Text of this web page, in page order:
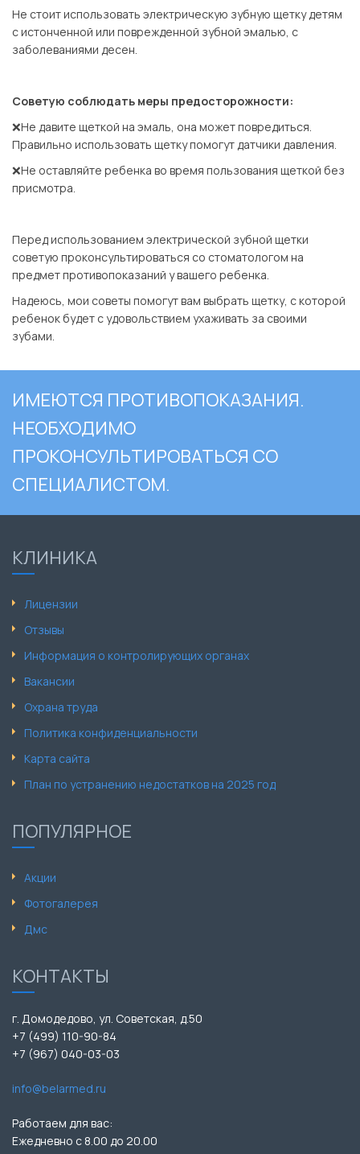
Не стоит использовать электрическую зубную щетку детям
с истонченной или поврежденной зубной эмалью, с
заболеваниями десен.
Советую соблюдать меры предосторожности:
❌Не давите щеткой на эмаль, она может повредиться.
Правильно использовать щетку помогут датчики давления.
❌Не оставляйте ребенка во время пользования щеткой без
присмотра.
Перед использованием электрической зубной щетки
советую проконсультироваться со стоматологом на
предмет противопоказаний у вашего ребенка.
Надеюсь, мои советы помогут вам выбрать щетку, с которой
ребенок будет с удовольствием ухаживать за своими
зубами.
ИМЕЮТСЯ ПРОТИВОПОКАЗАНИЯ.
НЕОБХОДИМО
ПРОКОНСУЛЬТИРОВАТЬСЯ СО
СПЕЦИАЛИСТОМ.
КЛИНИКА
Лицензии
Отзывы
Информация о контролирующих органах
Вакансии
Охрана труда
Политика конфиденциальности
Карта сайта
План по устранению недостатков на 2025 год
ПОПУЛЯРНОЕ
Акции
Фотогалерея
Дмс
КОНТАКТЫ
г. Домодедово, ул. Советская, д.50
+7 (499) 110-90-84
+7 (967) 040-03-03
info@belarmed.ru
Работаем для вас:
Ежедневно с 8.00 до 20.00